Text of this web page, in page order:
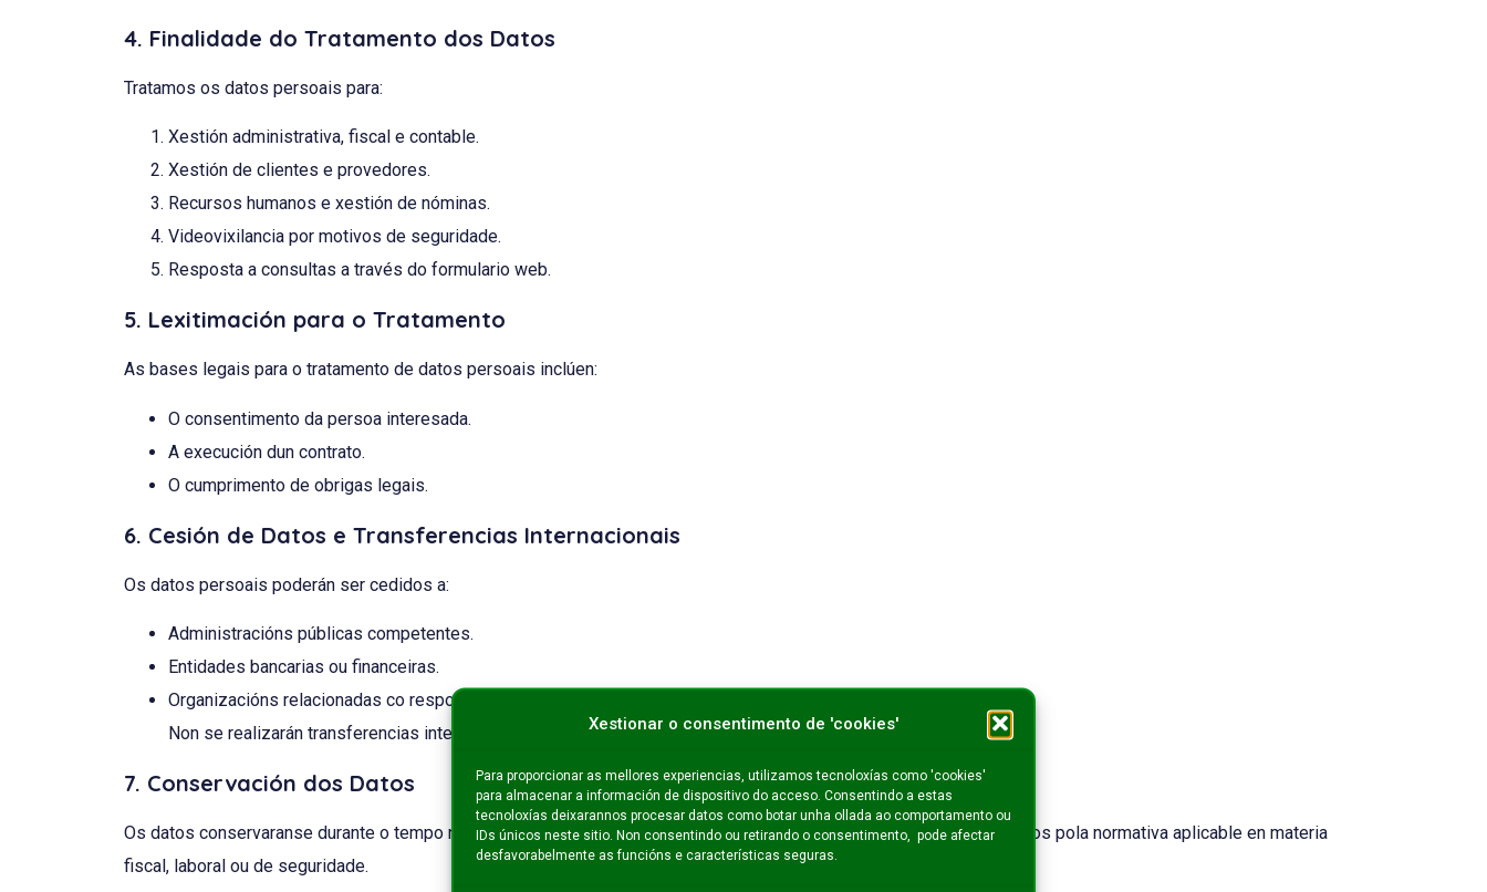
Xestionar o consentimento de 'cookies'
Para proporcionar as mellores experiencias, utilizamos tecnoloxías como 'cookies'
para almacenar a información de dispositivo do acceso. Consentindo a estas
tecnoloxías deixarannos procesar datos como botar unha ollada ao comportamento ou
IDs únicos neste sitio. Non consentindo ou retirando o consentimento, pode afectar
desfavorabelmente as funcións e características seguras.
4. Finalidade do Tratamento dos Datos
Tratamos os datos persoais para:
Xestión administrativa, fiscal e contable.
Xestión de clientes e provedores.
Recursos humanos e xestión de nóminas.
Videovixilancia por motivos de seguridade.
Resposta a consultas a través do formulario web.
5. Lexitimación para o Tratamento
As bases legais para o tratamento de datos persoais inclúen:
O consentimento da persoa interesada.
A execución dun contrato.
O cumprimento de obrigas legais.
6. Cesión de Datos e Transferencias Internacionais
Os datos persoais poderán ser cedidos a:
Administracións públicas competentes.
Entidades bancarias ou financeiras.
Organizacións relacionadas co responsable do tratamento.
Non se realizarán transferencias internacionais de datos fóra da Unión Europea.
7. Conservación dos Datos
Os datos conservaranse durante o tempo necesario para cumprir coa finalidade do tratamento e os prazos establecidos pola normativa aplicable en materia
fiscal, laboral ou de seguridade.